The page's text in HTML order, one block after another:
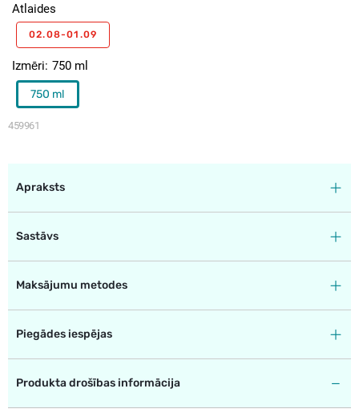
459961
Izmēri 750 ml
750 ml
Atlaides
02.08-01.09
Apraksts
Sastāvs
Maksājumu metodes
Piegādes iespējas
Produkta drošības informācija